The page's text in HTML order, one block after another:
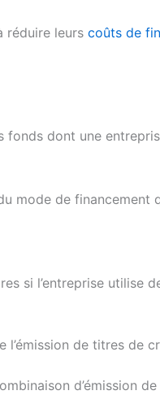
réduire leurs coûts de
dont une
mode de financement
si l’entreprise utilise
de titres de
d’émission